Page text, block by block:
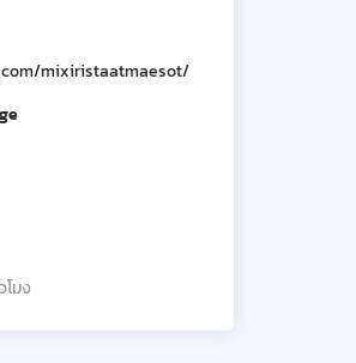
mixiristaatmaesot/
โมง